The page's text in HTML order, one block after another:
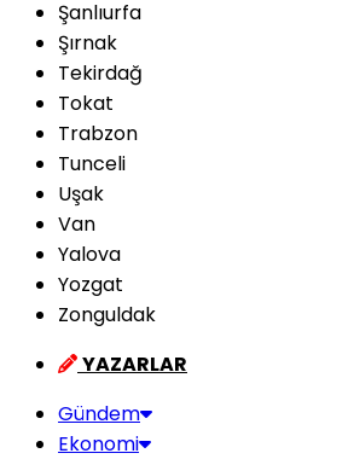
Şanlıurfa
Şırnak
Tekirdağ
Tokat
Trabzon
Tunceli
Uşak
Van
Yalova
Yozgat
Zonguldak
YAZARLAR
Gündem
Ekonomi